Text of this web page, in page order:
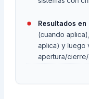
Resultados en
(cuando
aplica) y luego
apertura/